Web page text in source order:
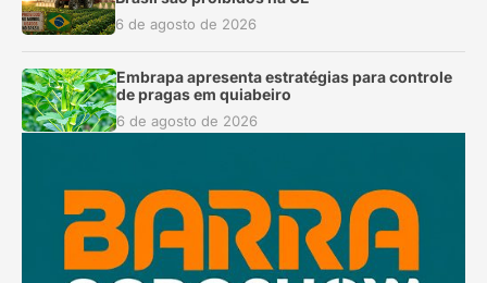
6 de agosto de 2026
Embrapa apresenta estratégias para controle
de pragas em quiabeiro
6 de agosto de 2026